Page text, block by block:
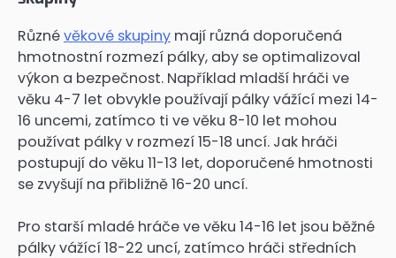
Různévěkové skupiny mají různá doporučená
hmotnostní rozmezí pálky, aby se optimalizoval
výkon a bezpečnost. Například mladší hráči ve
věku 4-7 let obvykle používají pálky vážící mezi 14-
16 uncemi, zatímco ti ve věku 8-10 let mohou
používat pálky v rozmezí 15-18 uncí. Jak hráči
postupují do věku 11-13 let, doporučené hmotnosti
se zvyšují na přibližně 16-20 uncí.
Pro starší mladé hráče ve věku 14-16 let jsou běžné
pálky vážící 18-22 uncí, zatímco hráči středních